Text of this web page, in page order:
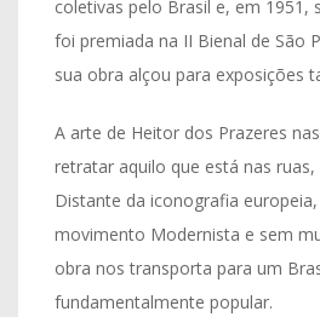
coletivas pelo Brasil e, em 1951,
foi premiada na II Bienal de São
sua obra alçou para exposições
A arte de Heitor dos Prazeres
retratar aquilo que está nas
Distante da iconografia
movimento Modernista e sem
obra nos transporta para um
fundamentalmente popular.